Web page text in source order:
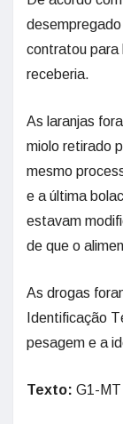
contratou para
receberia.
As laranjas
miolo retirado
mesmo
e a última
estavam
de que o
As drogas
Identificação
pesagem e a
Texto: G1-MT